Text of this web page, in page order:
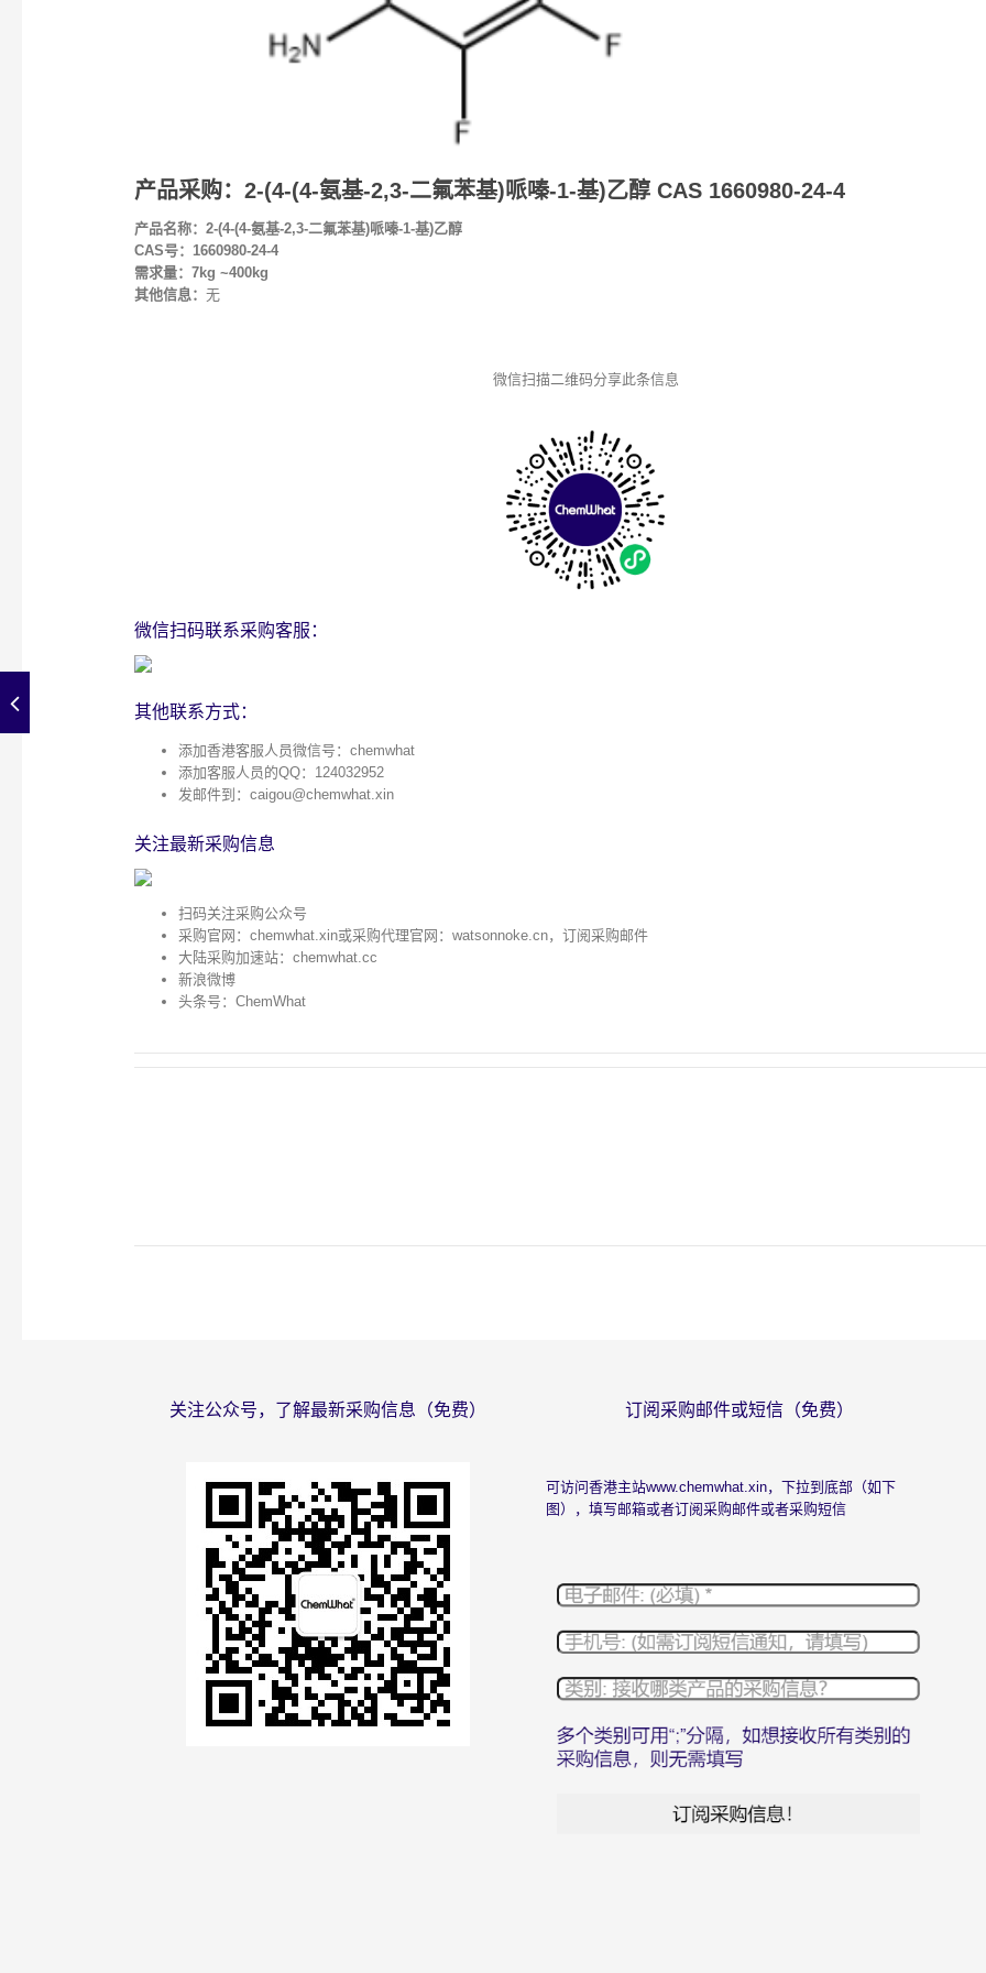
产品采购：2-(4-(4-氨基-2,3-二氟苯基)哌嗪-1-基)乙醇 CAS 1660980-24-4
产品名称：2-(4-(4-氨基-2,3-二氟苯基)哌嗪-1-基)乙醇
CAS号：1660980-24-4
需求量：7kg ~400kg
其他信息： 无
微信扫描二维码分享此条信息
微信扫码联系采购客服：
其他联系方式：
添加香港客服人员微信号：chemwhat
添加客服人员的QQ：124032952
发邮件到： caigou@chemwhat.xin
关注最新采购信息
扫码关注采购公众号
采购官网： chemwhat.xin或采购代理官网： watsonnoke.cn，订阅采购邮件
大陆采购加速站： chemwhat.cc
新浪微博
头条号：ChemWhat
关注公众号，了解最新采购信息（免费） 订阅采购邮件或短信（免费）
可访问香港主站www.chemwhat.xin，下拉到底部（如下
图），填写邮箱或者订阅采购邮件或者采购短信